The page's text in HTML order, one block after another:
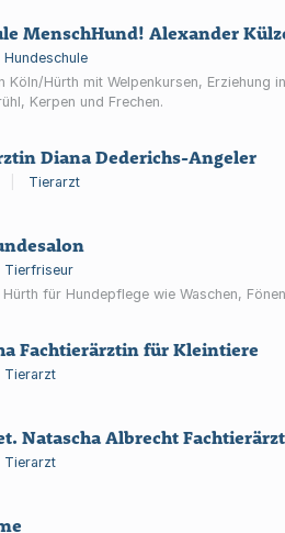
MenschHund! Alexander
Hundeschule
Köln/Hürth mit Welpenkursen,
Kerpen und Frechen.
Diana Dederichs-Angeler
Tierarzt
Tierfriseur
Hürth für Hundepflege wie Waschen,
Fachtierärztin für Kleintiere
Tierarzt
Natascha Albrecht
Tierarzt